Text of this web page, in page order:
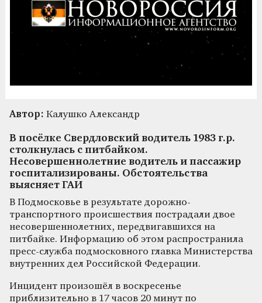
Автор: Калушко Александр
В посёлке Свердловский водитель 1983 г.р.
столкнулась с питбайком.
Несовершеннолетние водитель и пассажир
госпитализированы. Обстоятельства
выясняет ГАИ
В Подмосковье в результате дорожно-
транспортного происшествия пострадали двое
несовершеннолетних, передвигавшихся на
питбайке. Информацию об этом распространила
пресс-служба подмосковного главка Министерства
внутренних дел Российской Федерации.
Инцидент произошёл в воскресенье
приблизительно в 17 часов 20 минут по